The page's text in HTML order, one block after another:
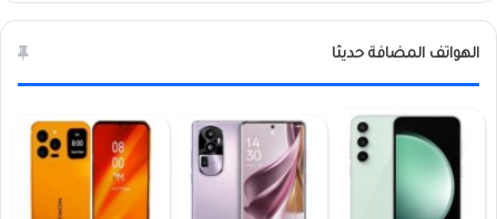
الهواتف المضافة حديثا